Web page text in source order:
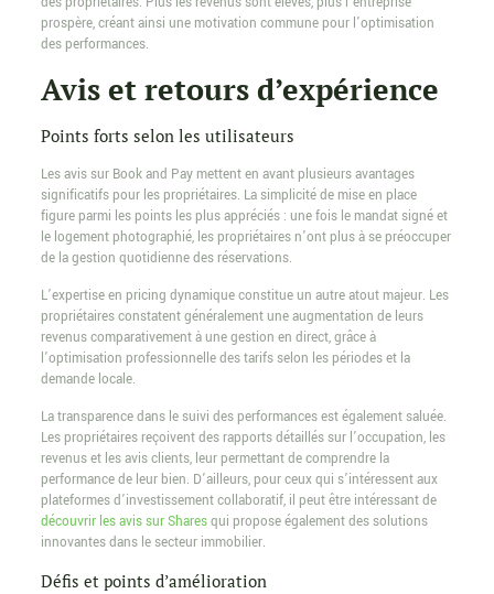
prospère, créant ainsi une motivation commune pour l’optimisation
des performances.
Avis et retours d’expérience
Points forts selon les utilisateurs
Les avis sur Book and Pay mettent en avant plusieurs avantages
significatifs pour les propriétaires. La simplicité de mise en place
figure parmi les points les plus appréciés : une fois le mandat signé et
le logement photographié, les propriétaires n’ont plus à se préoccuper
de la gestion quotidienne des réservations.
L’expertise en pricing dynamique constitue un autre atout majeur. Les
propriétaires constatent généralement une augmentation de leurs
revenus comparativement à une gestion en direct, grâce à
l’optimisation professionnelle des tarifs selon les périodes et la
demande locale.
La transparence dans le suivi des performances est également saluée.
Les propriétaires reçoivent des rapports détaillés sur l’occupation, les
revenus et les avis clients, leur permettant de comprendre la
performance de leur bien. D’ailleurs, pour ceux qui s’intéressent aux
plateformes d’investissement collaboratif, il peut être intéressant de
découvrir les avis sur Sharesqui propose également des solutions
innovantes dans le secteur immobilier.
Défis et points d’amélioration